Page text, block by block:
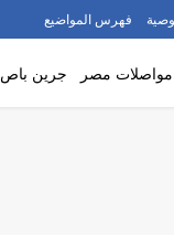
فهرس المواضيع
مواصلات مصر جرين باص